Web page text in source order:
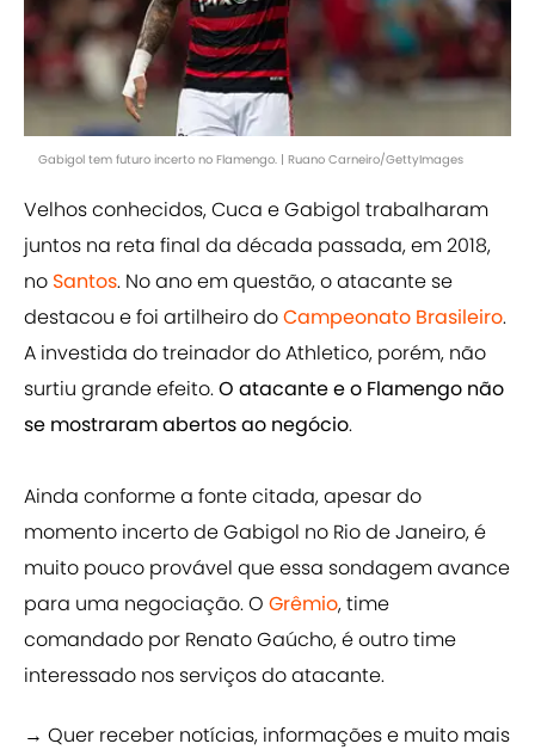
Gabigol tem futuro incerto no Flamengo. | Ruano Carneiro/GettyImages
Velhos conhecidos, Cuca e Gabigol trabalharam
juntos na reta final da década passada, em 2018,
no Santos. No ano em questão, o atacante se
destacou e foi artilheiro doCampeonato Brasileiro.
A investida do treinador do Athletico, porém, não
surtiu grande efeito.O atacante e o Flamengo não
se mostraram abertos ao negócio.
Ainda conforme a fonte citada, apesar do
momento incerto de Gabigol no Rio de Janeiro, é
muito pouco provável que essa sondagem avance
para uma negociação. O Grêmio, time
comandado por Renato Gaúcho, é outro time
interessado nos serviços do atacante.
→ Quer receber notícias, informações e muito mais